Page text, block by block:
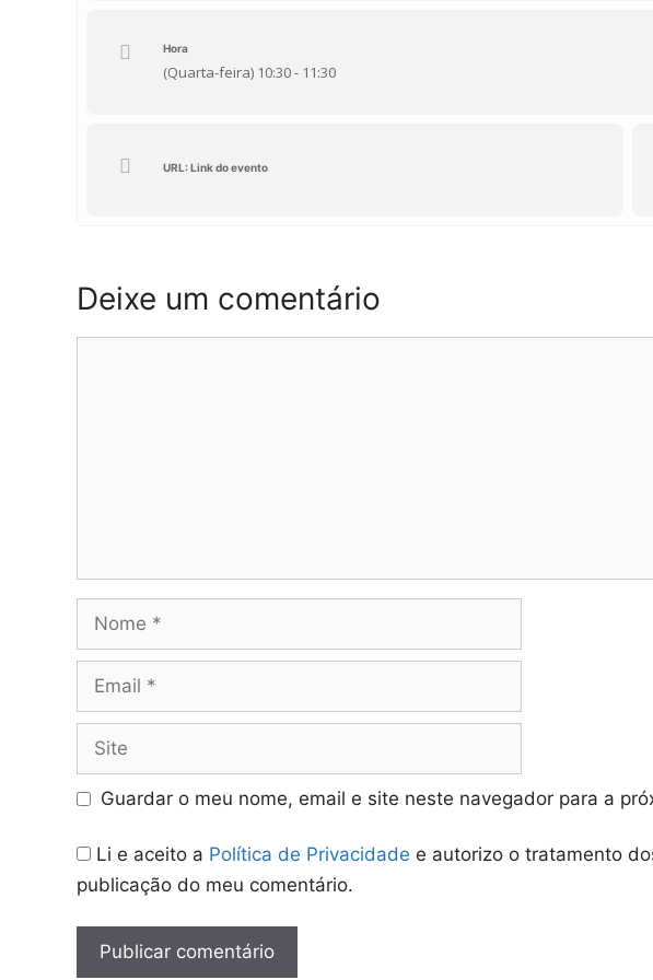
Hora
(Quarta-feira) 10:30 - 11:30
URL: Link do evento
Deixe um comentário
Nome
Email
Site
Guardar o meu nome, email e site neste navegador para a
Li e aceito a Política de Privacidade e autorizo o tratamento
publicação do meu comentário.